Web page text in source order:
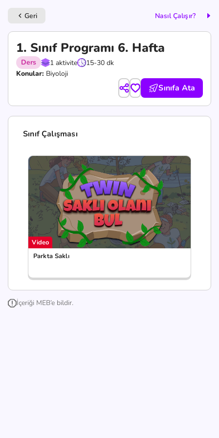
keyboard_arrow_left Geri Nasıl Çalışır?
1. Sınıf Programı 6. Hafta
Ders 1 aktivite
15-30 dk
Konular: Biyoloji
Sınıfa Ata
Sınıf Çalışması
Video
Parkta Saklı
İçeriği MEB’e bildir.